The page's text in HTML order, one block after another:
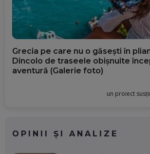
Grecia pe care nu o găsești în
Dincolo de traseele obișnuite
aventură (Galerie foto)
un proiect
OPINII ȘI ANALIZE